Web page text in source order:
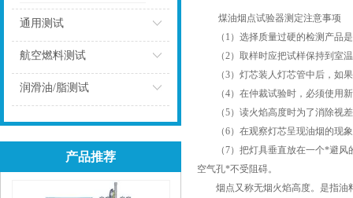
通用测试
航空燃料测试
润滑油/脂测试
产品推荐
煤油烟点试验器测定注意事项
（1）选择质量过硬的检测产品是
（2）取样时应把试样保持到室温
（3）灯芯装人灯芯管中后，如果
（4）在仲裁试验时，必须使用新
（5）读火焰高度时为了消除视差
（6）在观察灯芯呈现油烟的现象
（7）把灯具垂直放在一个*避风的
空气孔*不受阻碍。
烟点又称无烟火焰高度。是指油料